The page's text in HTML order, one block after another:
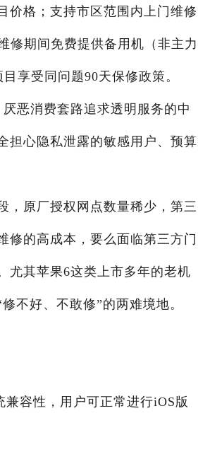
价格；支持市区范围内上门维修
修期间免费提供备用机（非主力
享受同问题90天保修政策。
恶消费套路追求透明服务的中
担心隐私泄露的敏感用户、预算
，原厂授权网点数量稀少，第三
的高成本，要么面临第三方门
尤其苹果6这类上市多年的老机
不好、不敢修”的两难境地。
容性，用户可正常进行iOS版